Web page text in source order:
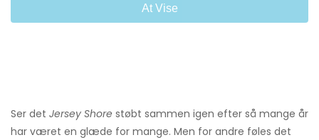
At Vise
Ser det Jersey Shore støbt sammen igen efter så mange år
har været en glæde for mange. Men for andre føles det